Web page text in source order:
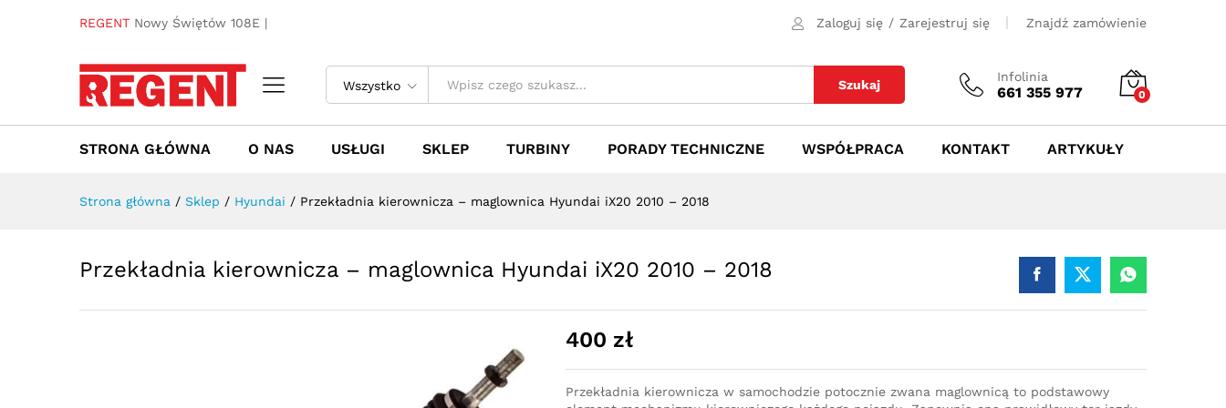
REGENT Nowy Świętów 108E | Zaloguj się / Zarejestruj się Znajdź zamówienie
Wszystko Szukaj
Infolinia
661 355 977 0
STRONA GŁÓWNA O NAS USŁUGI SKLEP TURBINY PORADY TECHNICZNE WSPÓŁPRACA KONTAKT ARTYKUŁY
Strona główna / Sklep / Hyundai / Przekładnia kierownicza – maglownica Hyundai iX20 2010 – 2018
Przekładnia kierownicza – maglownica Hyundai iX20 2010 – 2018
400 zł
Przekładnia kierownicza w samochodzie potocznie zwana maglownicą to podstawowy
Przekładnia kierownicza - maglownica Hyundai iX20 2010 - 2018 400zł Dodaj do koszyka